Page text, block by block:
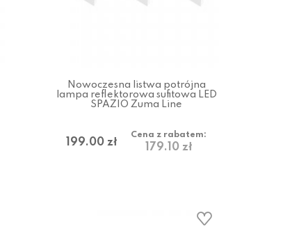
Nowoczesna listwa potrójna
lampa reflektorowa sufitowa LED
SPAZIO Zuma Line
199.00 zł
Cena z rabatem:
179.10 zł